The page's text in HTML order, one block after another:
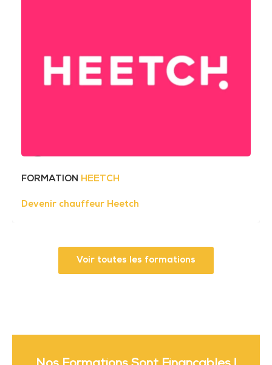
FORMATION HEETCH
Devenir chauffeur Heetch
Voir toutes les formations